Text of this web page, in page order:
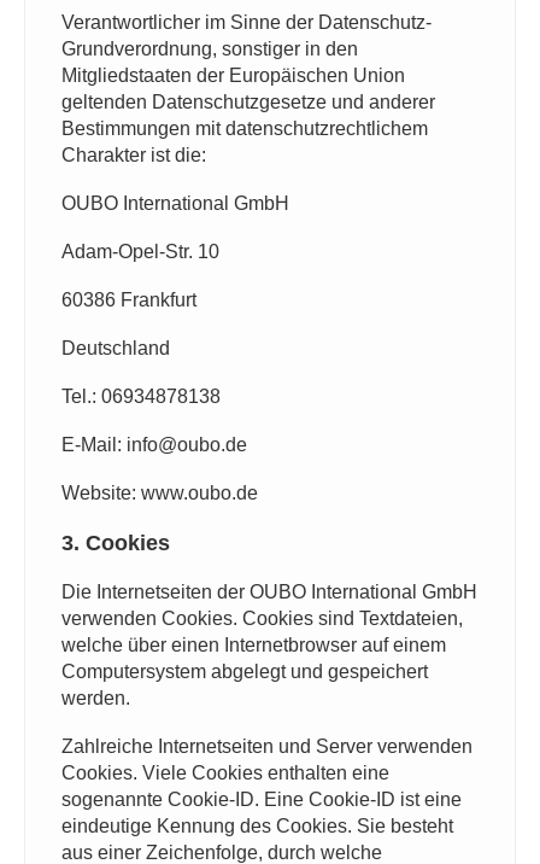
Verantwortlicher im Sinne der Datenschutz-
Grundverordnung, sonstiger in den
Mitgliedstaaten der Europäischen Union
geltenden Datenschutzgesetze und anderer
Bestimmungen mit datenschutzrechtlichem
Charakter ist die:
OUBO International GmbH
Adam-Opel-Str. 10
60386 Frankfurt
Deutschland
Tel.: 06934878138
E-Mail: info@oubo.de
Website: www.oubo.de
3. Cookies
Die Internetseiten der OUBO International GmbH
verwenden Cookies. Cookies sind Textdateien,
welche über einen Internetbrowser auf einem
Computersystem abgelegt und gespeichert
werden.
Zahlreiche Internetseiten und Server verwenden
Cookies. Viele Cookies enthalten eine
sogenannte Cookie-ID. Eine Cookie-ID ist eine
eindeutige Kennung des Cookies. Sie besteht
aus einer Zeichenfolge, durch welche